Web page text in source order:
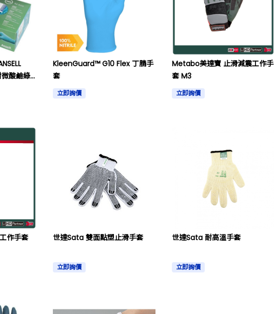
酸鹼綠
KleenGuard™ G10 Flex 丁腈手
套
立即詢價
Metabo美達寶 止滑減震工作手
套 M3
立即詢價
作手套
世達Sata 雙面點塑止滑手套
立即詢價
世達Sata 耐高溫手套
立即詢價